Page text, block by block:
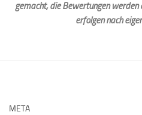
gemacht, die Bewertungen
erfolgen nach
META